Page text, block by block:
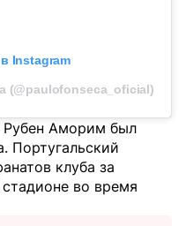
Instagram
(@paulofonseca_oficial)
Рубен Аморим был
Португальский
клуба за
во время